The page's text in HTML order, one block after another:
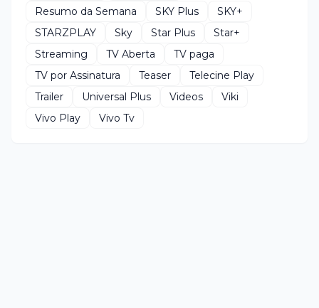
Resumo da Semana
SKY Plus
SKY+
STARZPLAY
Sky Star Plus
Star+
Streaming
TV Aberta
TV paga
TV por Assinatura
Teaser
Telecine Play
Trailer
Universal Plus Videos
Viki
Vivo Play
Vivo Tv